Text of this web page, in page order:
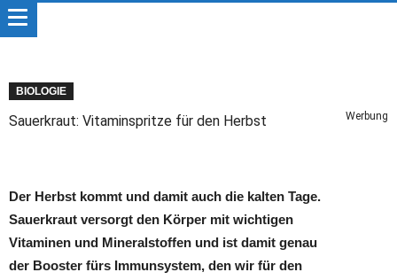
BIOLOGIE
Sauerkraut: Vitaminspritze für den Herbst Werbung
Der Herbst kommt und damit auch die kalten Tage.
Sauerkraut versorgt den Körper mit wichtigen
Vitaminen und Mineralstoffen und ist damit genau
der Booster fürs Immunsystem, den wir für den